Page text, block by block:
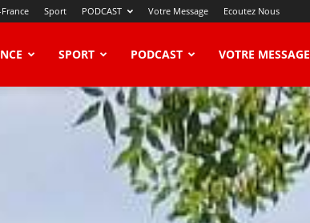
Sport PODCAST Votre Message Ecoutez Nous
SPORT PODCAST VOTRE MESSAGE